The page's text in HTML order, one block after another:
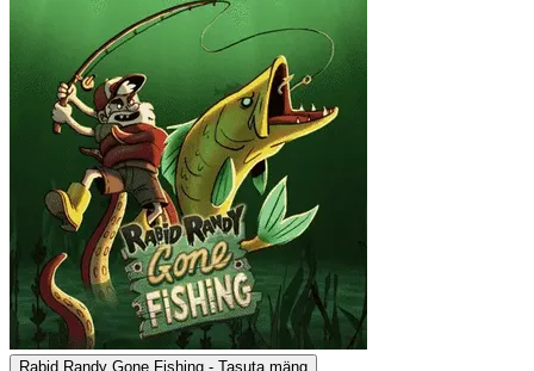
Rabid Randy Gone Fishing - Tasuta mäng